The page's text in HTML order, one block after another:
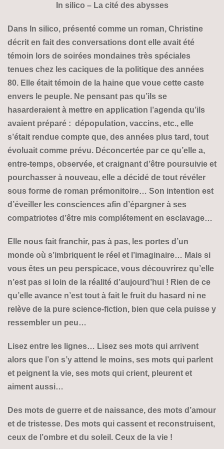
In silico – La cité des abysses
Dans In silico, présenté comme un roman, Christine
décrit en fait des conversations dont elle avait été
témoin lors de soirées mondaines très spéciales
tenues chez les caciques de la politique des années
80. Elle était témoin de la haine que voue cette caste
envers le peuple. Ne pensant pas qu’ils se
hasarderaient à mettre en application l’agenda qu’ils
avaient préparé : dépopulation, vaccins, etc., elle
s’était rendue compte que, des années plus tard, tout
évoluait comme prévu. Décon­certée par ce qu’elle a,
entre-temps, observée, et craignant d’être poursuivie et
pourchasser à nouveau, elle a décidé de tout révéler
sous forme de roman prémonitoire… Son intention est
d’éveiller les consciences afin d’épargner à ses
compatriotes d’être mis compléte­ment en esclavage…
Elle nous fait franchir, pas à pas, les portes d’un
monde où s’imbri­quent le réel et l’imaginaire… Mais si
vous êtes un peu perspicace, vous découvrirez qu’elle
n’est pas si loin de la réalité d’aujourd’hui ! Rien de ce
qu’elle avance n’est tout à fait le fruit du hasard ni ne
relève de la pure science-fiction, bien que cela puisse y
ressembler un peu…
Lisez entre les lignes… Lisez ses mots qui arrivent
alors que l’on s’y attend le moins, ses mots qui parlent
et peignent la vie, ses mots qui crient, pleurent et
aiment aussi…
Des mots de guerre et de naissance, des mots d’amour
et de tristesse. Des mots qui cassent et reconstruisent,
ceux de l’ombre et du soleil. Ceux de la vie !